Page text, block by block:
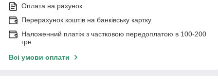
Оплата на рахунок
Перерахунок коштів на банківську картку
Наложенний платіж з частковою передоплатою в 100-200
грн
Всі умови оплати